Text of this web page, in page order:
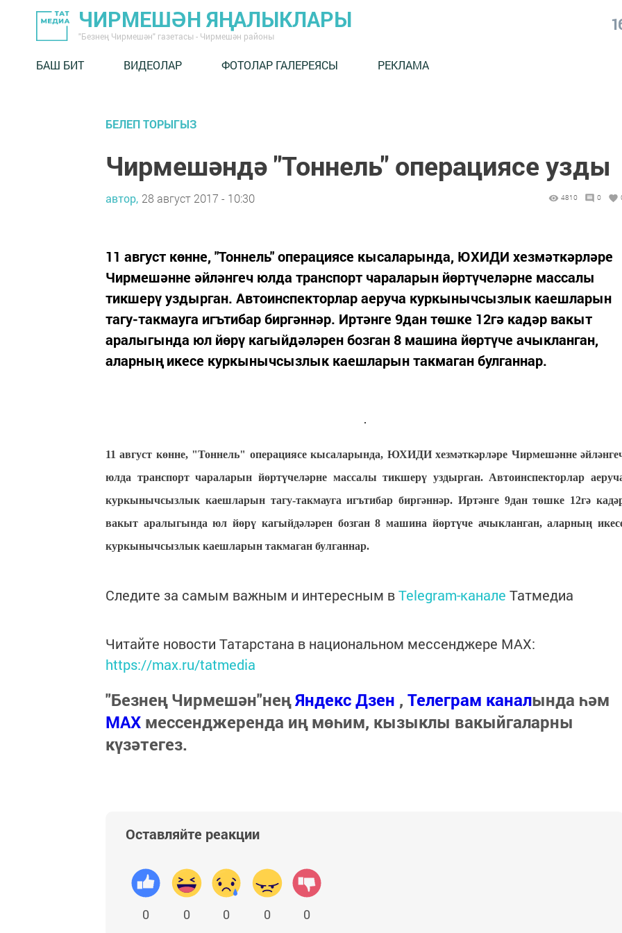
ЧИРМЕШӘН ЯҢАЛЫКЛАРЫ
"Безнең Чирмешән" газетасы - Чирмешән районы
БАШ БИТ ВИДЕОЛАР ФОТОЛАР ГАЛЕРЕЯСЫ РЕКЛАМА
БЕЛЕП ТОРЫГЫЗ
Чирмешәндә "Тоннель" операциясе узды
автор, 28 август 2017 - 10:30 4810 0
11 август көнне, "Тоннель" операциясе кысаларында, ЮХИДИ хезмәткәрләре
Чирмешәнне әйләнгеч юлда транспорт чараларын йөртүчеләрне массалы
тикшерү уздырган. Автоинспекторлар аеруча куркынычсызлык каешларын
тагу-такмауга игътибар биргәннәр. Иртәнге 9дан төшке 12гә кадәр вакыт
аралыгында юл йөрү кагыйдәләрен бозган 8 машина йөртүче ачыкланган,
аларның икесе куркынычсызлык каешларын такмаган булганнар.
11 август көнне, "Тоннель" операциясе кысаларында, ЮХИДИ хезмәткәрләре Чирмешәнне
юлда транспорт чараларын йөртүчеләрне массалы тикшерү уздырган. Автоинспекторлар
куркынычсызлык каешларын тагу-такмауга игътибар биргәннәр. Иртәнге 9дан төшке 12гә
вакыт аралыгында юл йөрү кагыйдәләрен бозган 8 машина йөртүче ачыкланган, аларның
куркынычсызлык каешларын такмаган булганнар.
Следите за самым важным и интересным вTelegram-канале Татмедиа
Читайте новости Татарстана в национальном мессенджере MАХ:
https://max.ru/tatmedia
"Безнең Чирмешән"неңЯндекс Дзен , Телеграм каналында һәм
МАХ мессенджеренда иң мөһим, кызыклы вакыйгаларны
күзәтегез.
Оставляйте реакции
0 0 0 0 0